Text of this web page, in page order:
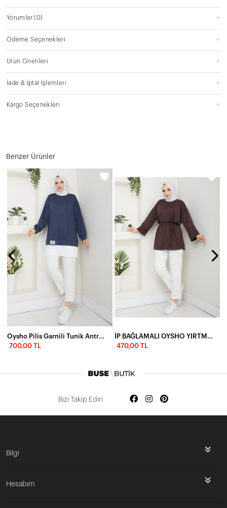
Yorumlar(0)
Ödeme Seçenekleri
Ürün Önerileri
İade & İptal İşlemleri
Kargo Seçenekleri
Benzer Ürünler
700,00 TL
470,00 TL
Bizi Takip Edin
Bilgi
Hesabım